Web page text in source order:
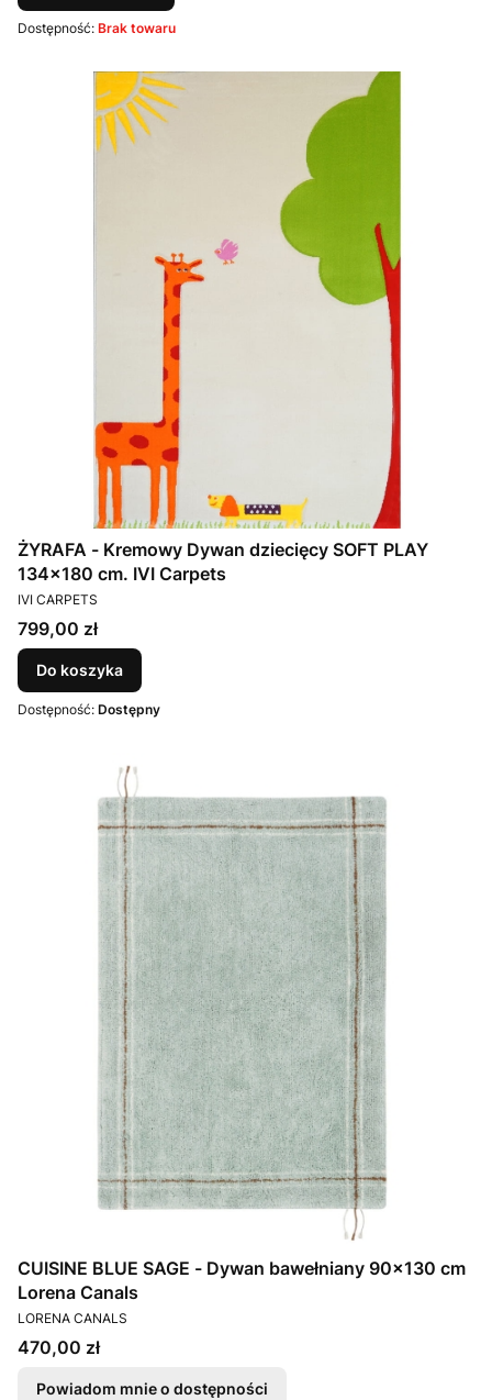
Dostępność: Brak towaru
ŻYRAFA - Kremowy Dywan dziecięcy SOFT PLAY
134x180 cm. IVI Carpets
PRODUCENT
IVI CARPETS
Cena
799,00 zł
Do koszyka
Dostępność: Dostępny
CUISINE BLUE SAGE - Dywan bawełniany 90x130 cm
Lorena Canals
PRODUCENT
LORENA CANALS
Cena
470,00 zł
Powiadom mnie o dostępności